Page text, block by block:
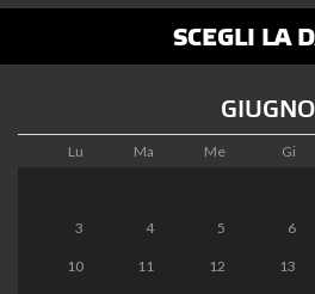
SCEGLI LA
GIUGNO
Lu Ma Me Gi
3 4 5 6
10 11 12 13